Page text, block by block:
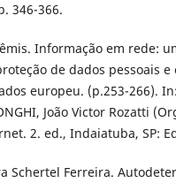
346-366.
Informação em rede:
de dados pessoais
europeu. (p.253-266).
João Victor Rozatti
2. ed., Indaiatuba, SP:
Schertel Ferreira.